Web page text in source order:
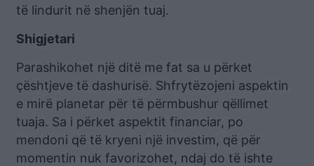
të lindurit në shenjën tuaj.
Shigjetari
Parashikohet një ditë me fat sa u përket
çështjeve të dashurisë. Shfrytëzojeni aspektin
e mirë planetar për të përmbushur qëllimet
tuaja. Sa i përket aspektit financiar, po
mendoni që të kryeni një investim, që për
momentin nuk favorizohet, ndaj do të ishte